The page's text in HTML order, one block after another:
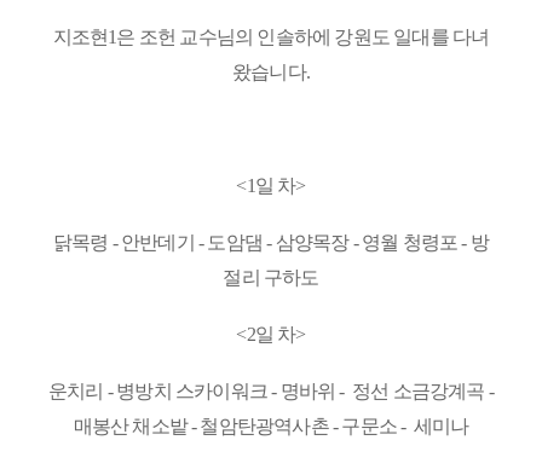
지조현1은 조헌 교수님의 인솔하에 강원도 일대를 다녀
왔습니다.
<1일 차>
닭목령 - 안반데기 - 도암댐 - 삼양목장 - 영월 청령포 - 방
절리 구하도
<2일 차>
운치리 - 병방치 스카이워크 - 명바위 - 정선 소금강계곡 -
매봉산 채소밭 - 철암탄광역사촌 - 구문소 - 세미나